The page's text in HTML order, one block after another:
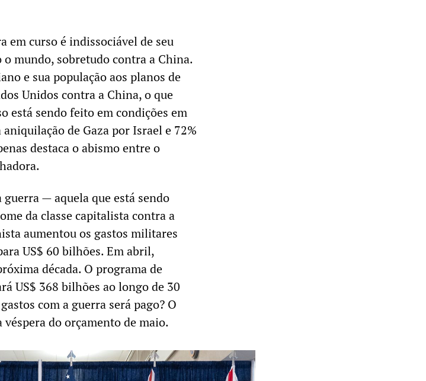
em curso é indissociável de seu
mundo, sobretudo contra a China.
e sua população aos planos de
Unidos contra a China, o que
está sendo feito em condições em
de Gaza por Israel e 72%
destaca o abismo entre o
— aquela que está sendo
da classe capitalista contra a
aumentou os gastos militares
US$ 60 bilhões. Em abril,
década. O programa de
US$ 368 bilhões ao longo de 30
com a guerra será pago? O
do orçamento de maio.